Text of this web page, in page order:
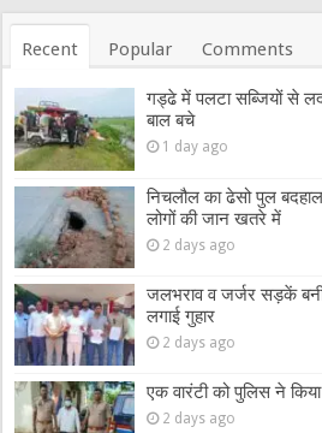
Recent Popular Comments
गड्ढे में पलटा सब्जियों से
बाल बचे
1 day ago
निचलौल का ढेसो पुल
लोगों की जान खतरे में
2 days ago
जलभराव व जर्जर सड़कें बनीं
लगाई गुहार
2 days ago
एक वारंटी को पुलिस ने किया
2 days ago